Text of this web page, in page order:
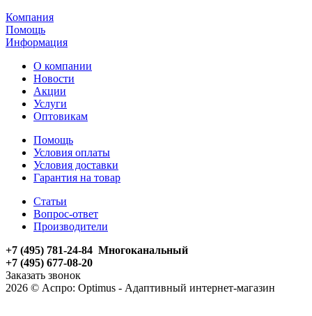
Компания
Помощь
Информация
О компании
Новости
Акции
Услуги
Оптовикам
Помощь
Условия оплаты
Условия доставки
Гарантия на товар
Статьи
Вопрос-ответ
Производители
+7 (495) 781-24-84 Многоканальный
+7 (495) 677-08-20
Заказать звонок
2026 © Аспро: Optimus - Адаптивный интернет-магазин